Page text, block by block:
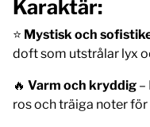
Karaktär:
⭐ Mystisk och
doft som utstrålar lyx
🔥 Varm och kryddig –
ros och träiga noter